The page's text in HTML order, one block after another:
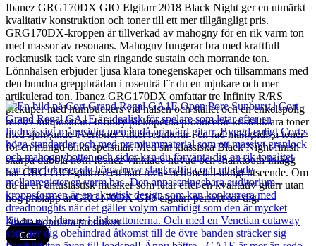
Ibanez GRG170DX GIO Elgitarr 2018 Black Night ger en utmärkt
kvalitativ konstruktion och toner till ett mer tillgängligt pris.
GRG170DX-kroppen är tillverkad av mahogny för en rik varm ton
med massor av resonans. Mahogny fungerar bra med kraftfull
rockmusik tack vare sin ringande sustain och morrande ton.
Lönnhalsen erbjuder ljusa klara tonegenskaper och tillsammans med
den bundna greppbrädan i rosenträ f¨r du en mjukare och mer
artikulerad ton. Ibanez GRG170DX omfattar tre Infinity R/RS
pickuper med humbuckers vid halsen och stallet och en enkelspolig
mick i mittposition. Infinity pickuperna producerar kristallklara toner
med sjungande övertoner vilket resulterar i en rad mångsidiga toner
för en mängd olika spelstilar. Med sin klassiska Black Night finish
skarpa dubbla horn Ibanez-vinklade huvud och sharktooth-inlägg
har GRG GIO-gitarren ett hårt rock- och metall-aktigt utseende. Om
du är en entusiastisk musiker som letar efter en kvalitativ gitarr utan
hög prislapp är GRG170DX GIO elgitarr perfekt för dig.
Andra populära produkter
Cort